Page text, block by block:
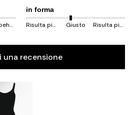
Sehr behem
in forma
Risulta più piccolo
Giusto Risulta più grande
una recensione